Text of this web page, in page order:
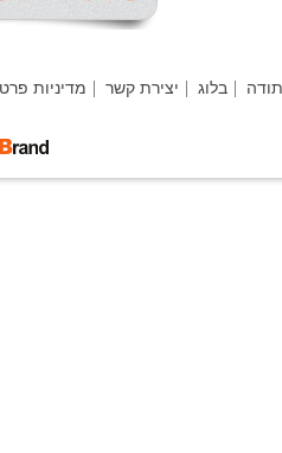
בלוג יצירת קשר מדיניות פרטיות